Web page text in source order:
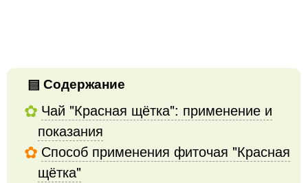
Содержание
Чай "Красная щётка": применение и
показания
Способ применения фиточая "Красная
щётка"